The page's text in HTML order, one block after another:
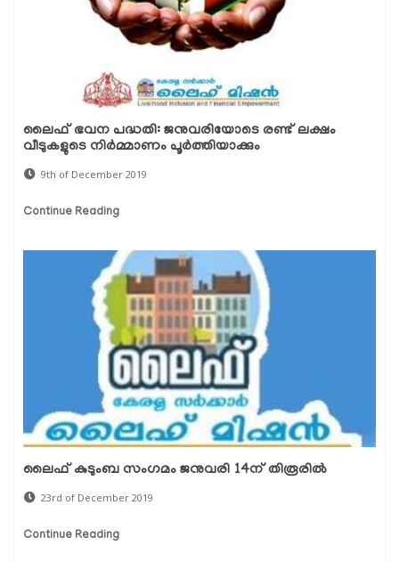
ലൈഫ് ഭവന പദ്ധതി: ജനുവരിയോടെ രണ്ട് ലക്ഷം
വീടുകളുടെ നിര്‍മ്മാണം പൂര്‍ത്തിയാക്കും
9th of December 2019
Continue Reading
ലൈഫ് കുടുംബ സംഗമം ജനുവരി 14ന് തിരൂരില്‍
23rd of December 2019
Continue Reading